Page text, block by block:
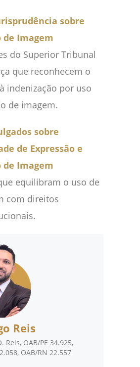
sobre
Imagem
do Superior Tribunal
que reconhecem o
indenização por uso
de imagem.
sobre
de Expressão e
Imagem
equilibram o uso de
com direitos
Reis
Reis, OAB/PE 34.925,
OAB/RN 22.557